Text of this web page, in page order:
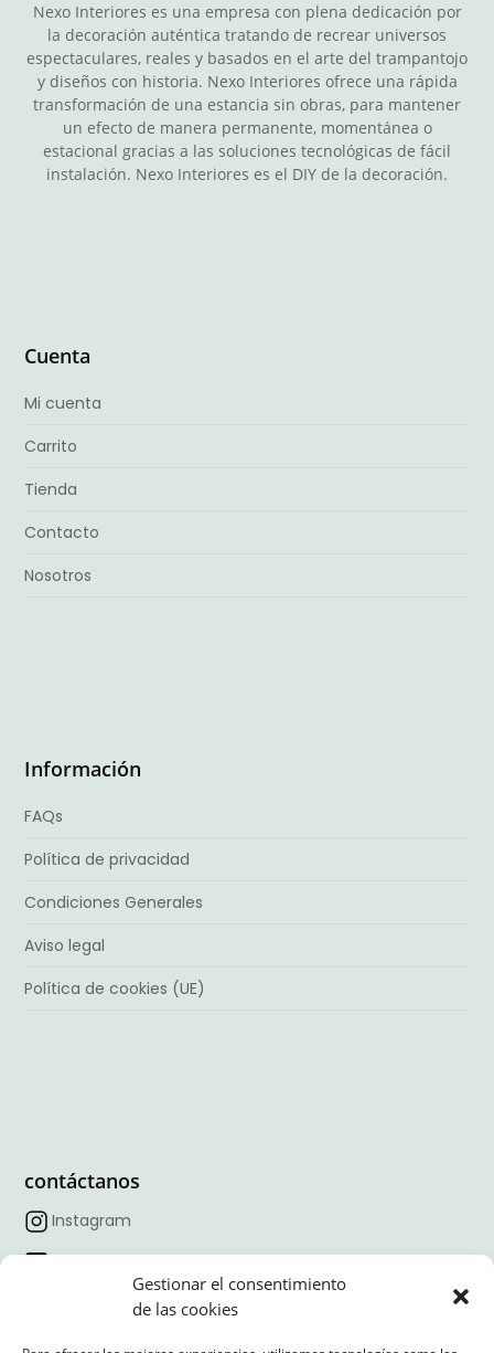
Gestionar el consentimiento
de las cookies
Nexo Interiores es una empresa con plena dedicación por
la decoración auténtica tratando de recrear universos
espectaculares, reales y basados en el arte del trampantojo
y diseños con historia. Nexo Interiores ofrece una rápida
transformación de una estancia sin obras, para mantener
un efecto de manera permanente, momentánea o
estacional gracias a las soluciones tecnológicas de fácil
instalación. Nexo Interiores es el DIY de la decoración.
Cuenta
Mi cuenta
Carrito
Tienda
Contacto
Nosotros
Información
FAQs
Política de privacidad
Condiciones Generales
Aviso legal
Política de cookies (UE)
contáctanos
Instagram
Facebook
Linkedin